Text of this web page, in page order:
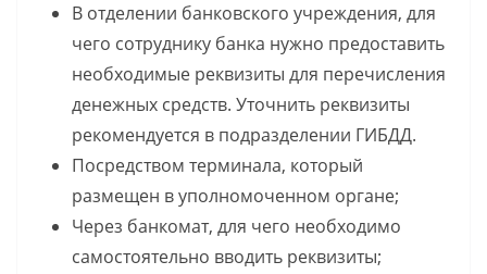
В отделении банковского учреждения, для
чего сотруднику банка нужно предоставить
необходимые реквизиты для перечисления
денежных средств. Уточнить реквизиты
рекомендуется в подразделении ГИБДД.
Посредством терминала, который
размещен в уполномоченном органе;
Через банкомат, для чего необходимо
самостоятельно вводить реквизиты;